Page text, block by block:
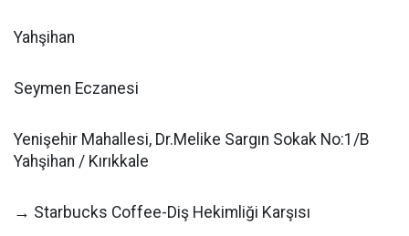
Yahşihan
Seymen Eczanesi
Yenişehir Mahallesi, Dr.Melike Sargın Sokak No:1/B
Yahşihan / Kırıkkale
→ Starbucks Coffee-Diş Hekimliği Karşısı